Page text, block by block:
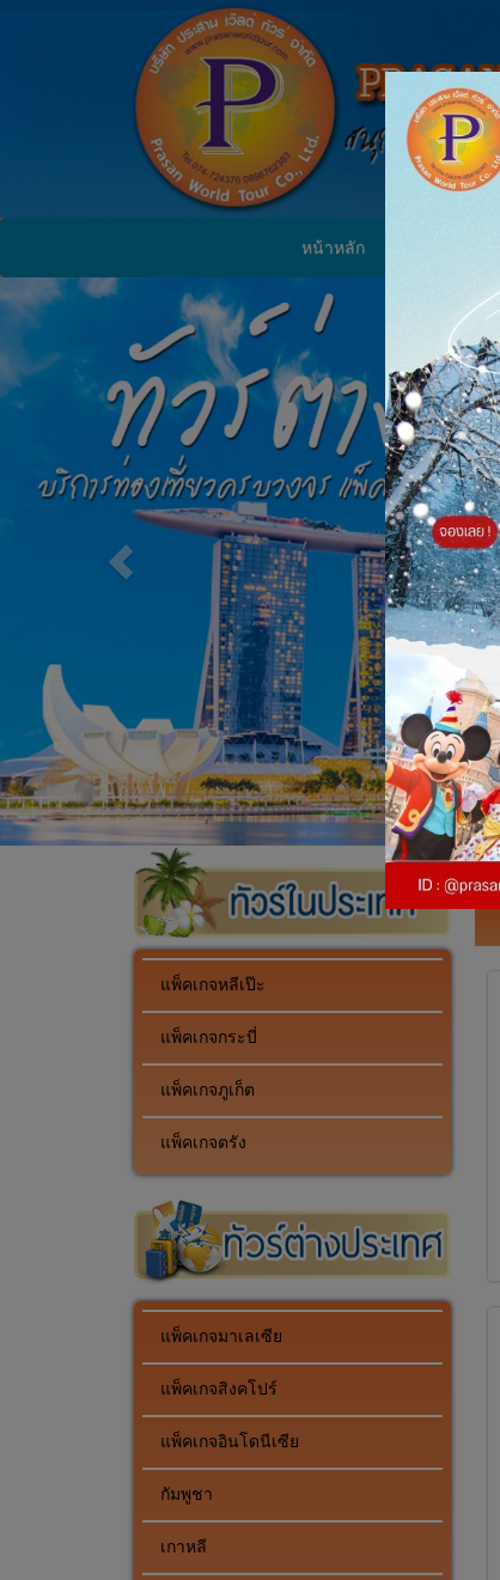
หน้าหลัก
แพ็คเกจหลีเป๊ะ
แพ็คเกจกระบี่
แพ็คเกจภูเก็ต
แพ็คเกจตรัง
แพ็คเกจมาเลเซีย
แพ็คเกจสิงคโปร์
แพ็คเกจอินโดนีเซีย
กัมพูชา
เกาหลี